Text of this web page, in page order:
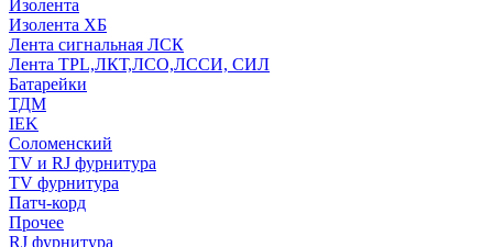
Изолента
Изолента ХБ
Лента сигнальная ЛСК
Лента TPL,ЛКТ,ЛСО,ЛССИ, СИЛ
Батарейки
ТДМ
IEK
Соломенский
TV и RJ фурнитура
TV фурнитура
Патч-корд
Прочее
RJ фурнитура